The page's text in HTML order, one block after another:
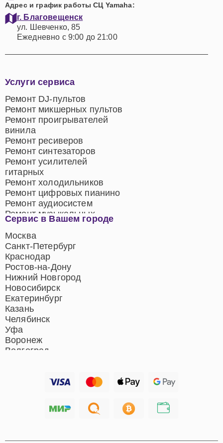
Адрес и график работы СЦ Yamaha:
г. Благовещенск
ул. Шевченко, 85
Ежедневно с 9:00 до 21:00
Сервис в Вашем городе
Москва
Санкт-Петербург
Краснодар
Ростов-на-Дону
Нижний Новгород
Новосибирск
Екатеринбург
Казань
Челябинск
Уфа
Воронеж
Волгоград
Хабаровск
Услуги сервиса
Ремонт DJ-пультов
Ремонт микшерных пультов
Ремонт проигрывателей
винила
Ремонт ресиверов
Ремонт синтезаторов
Ремонт усилителей
гитарных
Ремонт холодильников
Ремонт цифровых пианино
Ремонт аудиосистем
Ремонт музыкальных
центров
Ремонт домашних
кинотеатров
Ремонт микрофонов
Ремонт акустических
систем